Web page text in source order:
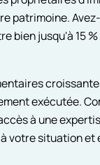
patrimoine.
bien jusqu'à 15
exécutée.
à une
votre situation et